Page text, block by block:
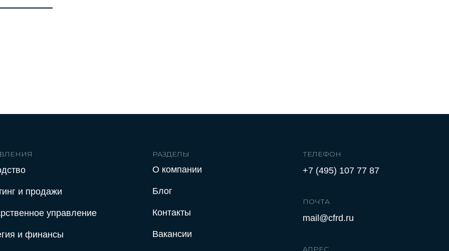
ТЕЛЕФОН
ПОЧТА
АДРЕС
и продажи
управление
и финансы
+7 (495) 107 77 87
mail@cfrd.ru
О компании
Контакты
Вакансии
РАЗДЕЛЫ
Блог